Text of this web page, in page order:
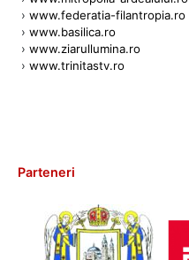
› www.federatia-filantropia.ro
› www.basilica.ro
› www.ziarullumina.ro
› www.trinitastv.ro
Parteneri